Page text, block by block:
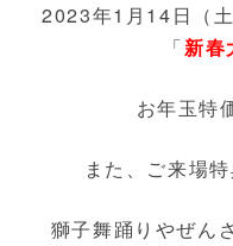
2023年1月14日（
「新春
お年玉特
また、ご来場
獅子舞踊りやぜん